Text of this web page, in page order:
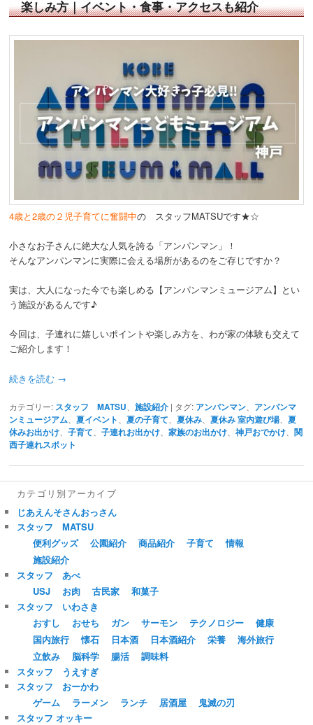
楽しみ方｜イベント・食事・アクセスも紹介
4歳と2歳の２児子育てに奮闘中の スタッフMATSUです★☆
小さなお子さんに絶大な人気を誇る「アンパンマン」！
そんなアンパンマンに実際に会える場所があるのをご存じですか？
実は、大人になった今でも楽しめる【アンパンマンミュージアム】とい
う施設があるんです♪
今回は、子連れに嬉しいポイントや楽しみ方を、わが家の体験も交えて
ご紹介します！
続きを読む →
カテゴリー: スタッフ MATSU 、施設紹介 | タグ: アンパンマン
アンパンマ
ンミュージアム 、夏イベント 、夏の子育て 、夏休み 、夏休み 室内遊び場 、夏
休みお出かけ 、子育て 、子連れお出かけ 、家族のお出かけ 、神戸おでかけ 、関
西子連れスポット
カテゴリ別アーカイブ
じあえんそさんおっさん
スタッフ MATSU
便利グッズ
公園紹介 商品紹介 子育て
情報
施設紹介
スタッフ あべ
USJ
お肉 古民家
和菓子
スタッフ いわさき
おすし
おせち ガン サーモン テクノロジー
健康
国内旅行
懐石 日本酒 日本酒紹介 栄養
海外旅行
立飲み
脳科学 腸活
調味料
スタッフ うえすぎ
スタッフ おーかわ
ゲーム
ラーメン ランチ 居酒屋
鬼滅の刃
スタッフ オッキー